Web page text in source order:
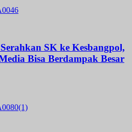
SK ke Kesbangpol,
Bisa Berdampak Besar